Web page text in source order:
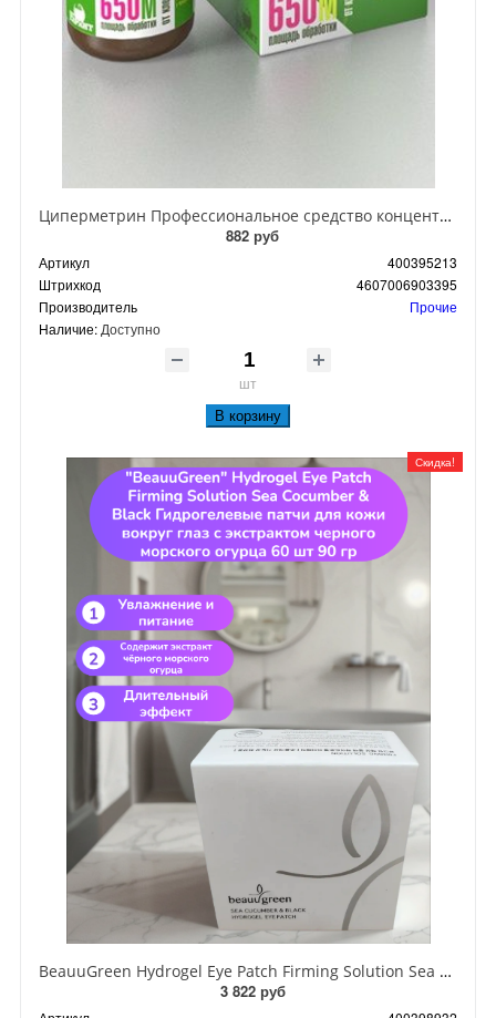
Циперметрин Профессиональное средство концентрат эмульсии 25% для уничтожения тараканов, мух,комаров, блох, клопов, муравьев, ос 50 мл
882 руб
Артикул
400395213
Штрихкод
4607006903395
Производитель
Прочие
Наличие: Доступно
шт
В корзину
Скидка!
BeauuGreen Hydrogel Eye Patch Firming Solution Sea Cocumber & Black Гидрогелевые патчи для кожи вокруг глаз с экстрактом черного морского огурца 60 шт 90 гр
3 822 руб